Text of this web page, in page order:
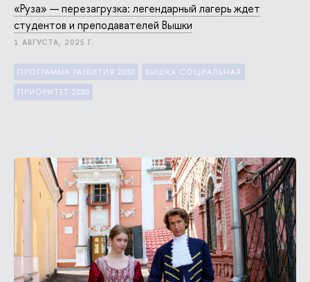
«Руза» — перезагрузка: легендарный лагерь ждет
студентов и преподавателей Вышки
1 АВГУСТА, 2025 Г.
ПРОГРАММА РАЗВИТИЯ 2030 ВЫШКА СОЦИАЛЬНАЯ
ПРИОРИТЕТ 2030